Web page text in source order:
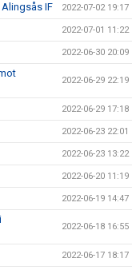
IF 2022-07-02 19:17
2022-07-01 11:22
2022-06-30 20:09
2022-06-29 22:19
2022-06-29 17:18
2022-06-23 22:01
2022-06-23 13:22
2022-06-20 11:19
2022-06-19 14:47
2022-06-18 16:55
2022-06-17 18:17